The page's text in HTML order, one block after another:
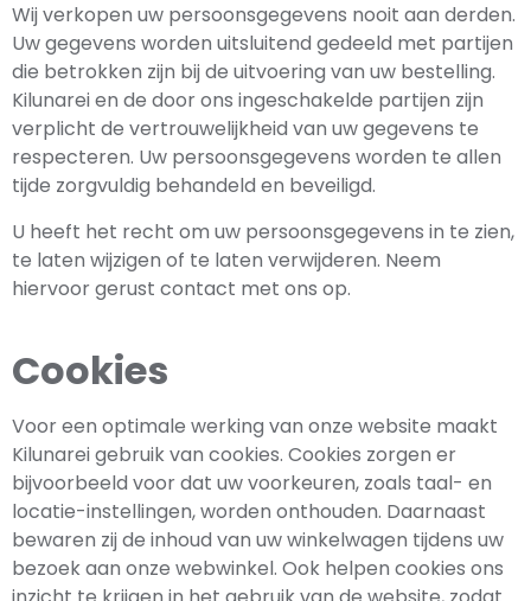
Wij verkopen uw persoonsgegevens nooit aan derden.
Uw gegevens worden uitsluitend gedeeld met partijen
die betrokken zijn bij de uitvoering van uw bestelling.
Kilunarei en de door ons ingeschakelde partijen zijn
verplicht de vertrouwelijkheid van uw gegevens te
respecteren. Uw persoonsgegevens worden te allen
tijde zorgvuldig behandeld en beveiligd.
U heeft het recht om uw persoonsgegevens in te zien,
te laten wijzigen of te laten verwijderen. Neem
hiervoor gerust contact met ons op.
Cookies
Voor een optimale werking van onze website maakt
Kilunarei gebruik van cookies. Cookies zorgen er
bijvoorbeeld voor dat uw voorkeuren, zoals taal- en
locatie-instellingen, worden onthouden. Daarnaast
bewaren zij de inhoud van uw winkelwagen tijdens uw
bezoek aan onze webwinkel. Ook helpen cookies ons